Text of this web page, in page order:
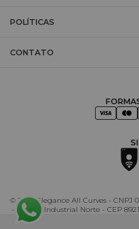
POLÍTICAS
CONTATO
© 2025 Elegance All Curves - CNPJ
- Distrito Industrial Norte - CEP